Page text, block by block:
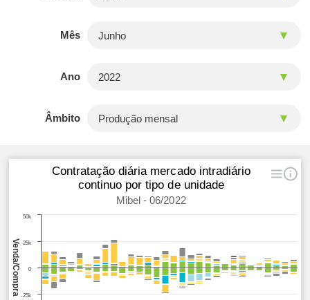
Mês
Ano
Âmbito
Venda/Compra
Contratação diária mercado intradiário
continuo por tipo de unidade
Mibel - 06/2022
0
-25k
25k
50k